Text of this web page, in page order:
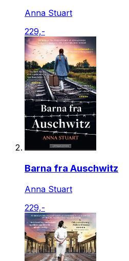
Anna Stuart
229,-
Barna fra Auschwitz
Anna Stuart
229,-